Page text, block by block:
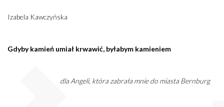
Izabela Kawczyńska
Gdyby kamień umiał krwawić, byłabym kamieniem
dla Angeli, która zabrała mnie do miasta Bernburg